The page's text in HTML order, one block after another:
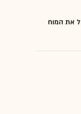
את המוח